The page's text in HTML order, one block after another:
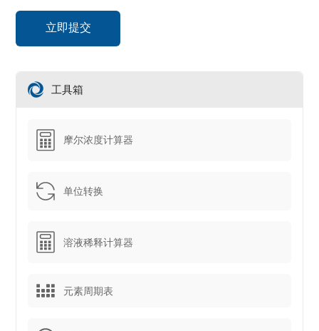
工具箱
摩尔浓度计算器
单位转换
溶液稀释计算器
元素周期表